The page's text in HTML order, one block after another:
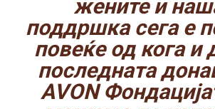
жените и
поддршка сега е
повеќе од кога и
последната
AVON